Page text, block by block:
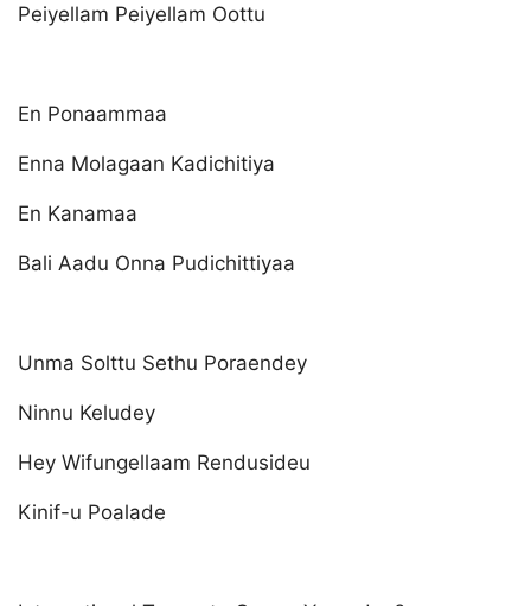
Peiyellam Peiyellam Oottu
En Ponaammaa
Enna Molagaan Kadichitiya
En Kanamaa
Bali Aadu Onna Pudichittiyaa
Unma Solttu Sethu Poraendey
Ninnu Keludey
Hey Wifungellaam Rendusideu
Kinif-u Poalade